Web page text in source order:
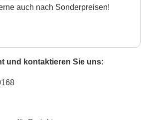
auch nach Sonderpreisen!
und kontaktieren Sie uns: